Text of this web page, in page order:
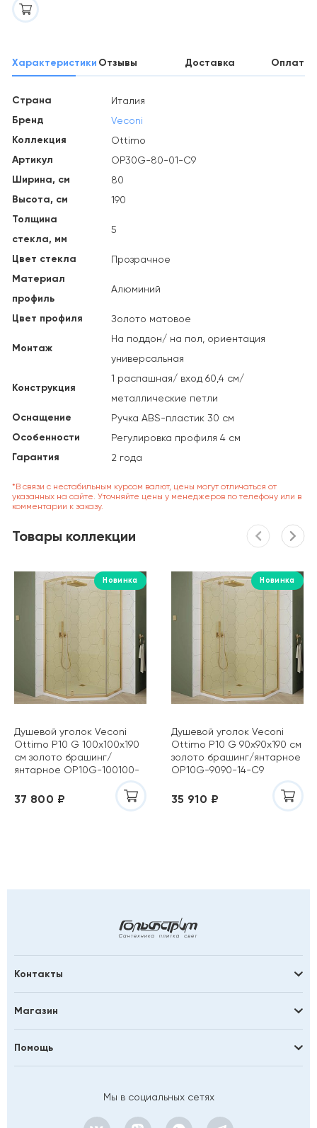
Характеристики Отзывы Доставка Оплата
Страна Италия
Бренд Veconi
Коллекция Ottimo
Артикул OP30G-80-01-C9
Ширина, см 80
Высота, см 190
Толщина
стекла, мм
5
Цвет стекла Прозрачное
Материал
профиль
Алюминий
Цвет профиля Золото матовое
Монтаж
На поддон/ на пол, ориентация
универсальная
Конструкция
1 распашная/ вход 60,4 см/
металлические петли
Оснащение Ручка ABS-пластик 30 см
Особенности Регулировка профиля 4 см
Гарантия 2 года
*В связи с нестабильным курсом валют, цены могут отличаться от
указанных на сайте. Уточняйте цены у менеджеров по телефону или в
комментарии к заказу.
Товары коллекции
Новинка
Душевой уголок Veconi
Ottimo P10 G 100х100х190
см золото брашинг/
янтарное OP10G-100100-
37 800 ₽
Новинка
Душевой уголок Veconi
Ottimo P10 G 90х90х190 см
золото брашинг/янтарное
OP10G-9090-14-C9
35 910 ₽
Контакты
Магазин
Помощь
Мы в социальных сетях